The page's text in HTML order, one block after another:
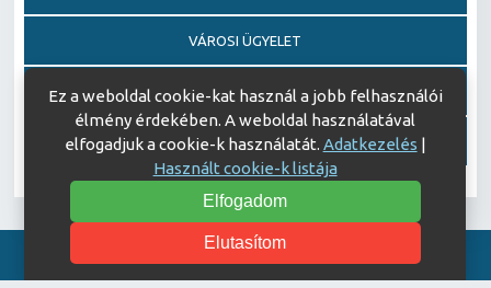
VÁROSI ÜGYELET
EGÉSZSÉGFEJLESZTŐ KÓRHÁZ DÍJ PÁLYÁZAT
AJÁNDÉKOZÁSI OKIRATOK
Ez a weboldal cookie-kat használ a jobb felhasználói
élmény érdekében. A weboldal használatával
elfogadjuk a cookie-k használatát. Adatkezelés |
Használt cookie-k listája
Elfogadom
Elutasítom